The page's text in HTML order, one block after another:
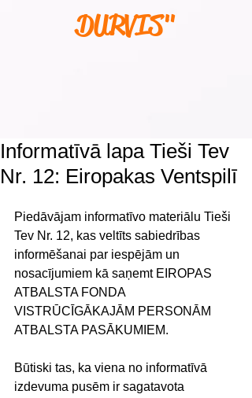
DURVIS"
Informatīvā lapa Tieši Tev
Nr. 12: Eiropakas Ventspilī
Piedāvājam informatīvo materiālu Tieši
Tev Nr. 12, kas veltīts sabiedrības
informēšanai par iespējām un
nosacījumiem kā saņemt EIROPAS
ATBALSTA FONDA
VISTRŪCĪGĀKAJĀM PERSONĀM
ATBALSTA PASĀKUMIEM.
Būtiski tas, ka viena no informatīvā
izdevuma pusēm ir sagatavota